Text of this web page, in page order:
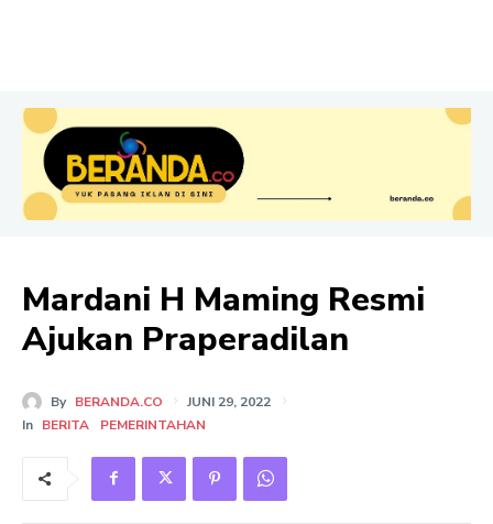
Mardani H Maming Resmi
Ajukan Praperadilan
By BERANDA.CO
JUNI 29, 2022
In BERITA PEMERINTAHAN